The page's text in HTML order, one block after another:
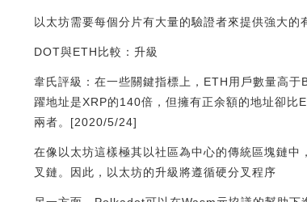
以太坊需要每個分片有大量的驗證者來提供強大
DOT與ETH比較：升級
韋氏評級：在一些關鍵指標上，ETH用戶數量高
躍地址是XRP的140倍，但擁有正余額的地址卻比
兩者。[2020/5/24]
在像以太坊這樣極其以社區為中心的傳統區塊鏈
叉鏈。因此，以太坊的升級將遵循硬分叉程序